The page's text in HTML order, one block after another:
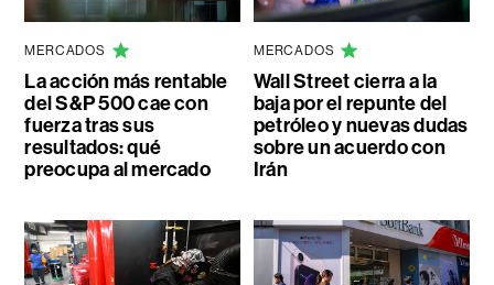
MERCADOS
La acción más rentable
del S&P 500 cae con
fuerza tras sus
resultados: qué
preocupa al mercado
MERCADOS
Wall Street cierra a la
baja por el repunte del
petróleo y nuevas dudas
sobre un acuerdo con
Irán